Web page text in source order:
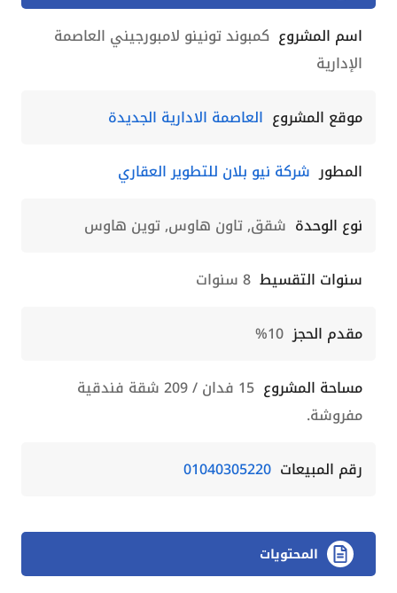
اسم المشروع كمبوند تونينو لامبورجيني العاصمة
الإدارية
موقع المشروع العاصمة الادارية الجديدة
المطور شركة نيو بلان للتطوير العقاري
نوع الوحدة شقق, تاون هاوس, توين هاوس
سنوات التقسيط 8 سنوات
مقدم الحجز 10%
مساحة المشروع
15 فدان / 209 شقة فندقية
مفروشة.
رقم المبيعات 01040305220
المحتويات